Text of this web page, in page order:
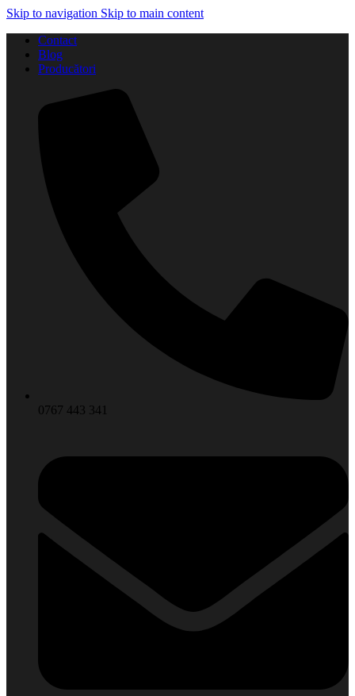
Skip to navigation Skip to main content
Contact
Blog
Producători
0767 443 341